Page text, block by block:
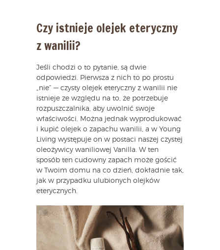
Czy istnieje olejek eteryczny
z wanilii?
Jeśli chodzi o to pytanie, są dwie
odpowiedzi. Pierwsza z nich to po prostu
„nie” — czysty olejek eteryczny z wanilii nie
istnieje ze względu na to, że potrzebuje
rozpuszczalnika, aby uwolnić swoje
właściwości. Można jednak wyprodukować
i kupić olejek o zapachu wanilii, a w Young
Living występuje on w postaci naszej czystej
oleożywicy waniliowej Vanilla. W ten
sposób ten cudowny zapach może gościć
w Twoim domu na co dzień, dokładnie tak,
jak w przypadku ulubionych olejków
eterycznych.